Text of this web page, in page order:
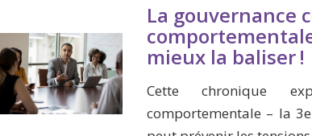
La gouvernance
mieux la baliser !
Cette chronique
comportementale – la